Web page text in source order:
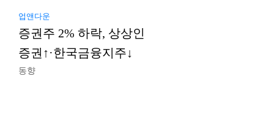
업앤다운
증권주 2% 하락, 상상인
증권↑·한국금융지주↓
동향